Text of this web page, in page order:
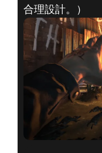
合理設計。）